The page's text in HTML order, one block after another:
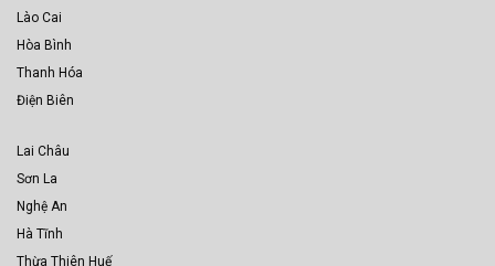
Lào Cai
Hòa Bình
Thanh Hóa
Điện Biên
Lai Châu
Sơn La
Nghệ An
Hà Tĩnh
Thừa Thiên Huế